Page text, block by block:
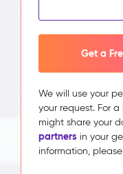
Get a
We will use your
your request. For
might share your
partners in your
information,